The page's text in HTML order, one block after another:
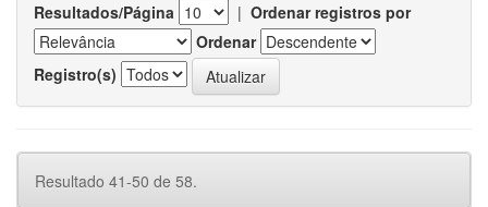
Resultados/Página | Ordenar registros por
Ordenar
Registro(s)
Resultado 41-50 de 58.